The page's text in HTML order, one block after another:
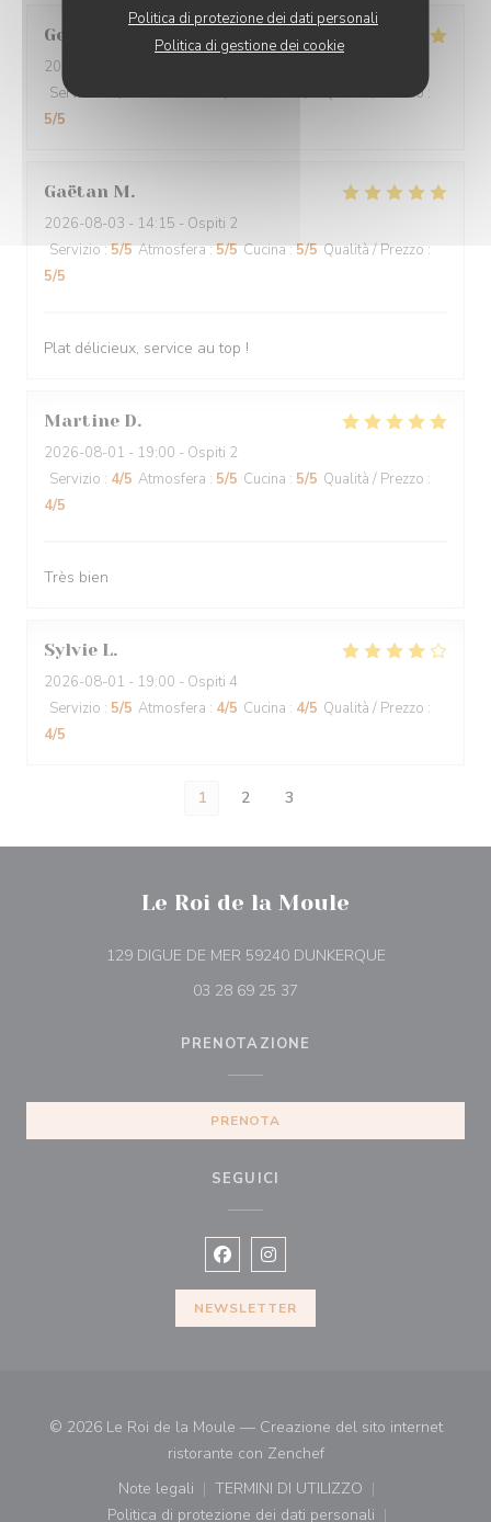
Politica di protezione dei dati personali
Politica di gestione dei cookie
Georges
2026-08-05
Servizio:4/5 Atmosfera:4/5 Cucina:5/5 Qualità / Prezzo:
5/5
Gaëtan M
2026-08-03 - 14:15 - Ospiti 2
Servizio : 5/5 Atmosfera:5/5 Cucina:5/5 Qualità / Prezzo :
5/5
Plat délicieux, service au top !
Martine D
2026-08-01 - 19:00 - Ospiti 2
Servizio : 4/5 Atmosfera : 5/5 Cucina : 5/5 Qualità / Prezzo :
4/5
Très bien
Sylvie L
2026-08-01 - 19:00 - Ospiti 4
Servizio : 5/5 Atmosfera : 4/5 Cucina : 4/5 Qualità / Prezzo :
4/5
1 2 3
Le Roi de la Moule
129 DIGUE DE MER 59240 DUNKERQUE((apre una
03 28 69 25 37
PRENOTAZIONE
PRENOTA
SEGUICI
Facebook ((apre una nuova
Instagram ((apre una nuova
NEWSLETTER
© 2026 Le Roi de la Moule — Creazione del sito internet
ristorante con Zenchef((apre una nuova
Note legali
((apre una nuova finestra))
TERMINI DI UTILIZZO
((apre una nuova finestra))
Politica di protezione dei dati personali